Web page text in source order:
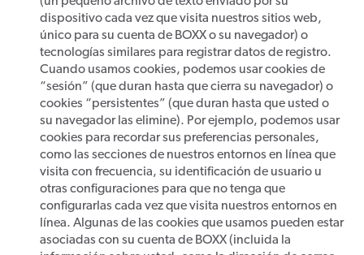
dispositivo cada vez que visita nuestros sitios web,
único para su cuenta de BOXX o su navegador) o
tecnologías similares para registrar datos de registro.
Cuando usamos cookies, podemos usar cookies de
“sesión” (que duran hasta que cierra su navegador) o
cookies “persistentes” (que duran hasta que usted o
su navegador las elimine). Por ejemplo, podemos usar
cookies para recordar sus preferencias personales,
como las secciones de nuestros entornos en línea que
visita con frecuencia, su identificación de usuario u
otras configuraciones para que no tenga que
configurarlas cada vez que visita nuestros entornos en
línea. Algunas de las cookies que usamos pueden estar
asociadas con su cuenta de BOXX (incluida la